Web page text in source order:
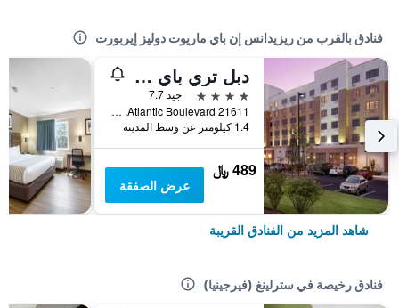
فنادق بالقرب من ريزيدانس إن باي ماريوت دوليز إيربورت
دبل تري باي هيلتون سترلنج - دولز إيربورت
4 نجوم
جيد 7.7
21611 Atlantic Boulevard, سترلينغ (فيرجينيا), VA, الولايات المتحدة الأميريكية
1.4 كيلومتر عن وسط المدينة
489 ﷼
عرض الصفقة
شاهد المزيد من الفنادق القريبة
فنادق رخيصة في سترلينغ (فيرجينيا)